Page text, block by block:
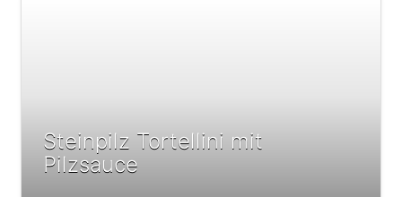
Steinpilz Tortellini mit
Pilzsauce